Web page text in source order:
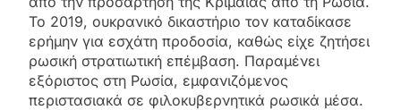
Το 2019, ουκρανικό δικαστήριο τον καταδίκασε
ερήμην για εσχάτη προδοσία, καθώς είχε ζητήσει
ρωσική στρατιωτική επέμβαση. Παραμένει
εξόριστος στη Ρωσία, εμφανιζόμενος
περιστασιακά σε φιλοκυβερνητικά ρωσικά μέσα.